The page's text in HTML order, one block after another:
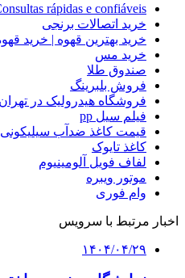
rápidas e confiáveis
خرید اتصالات برنجی
خرید بهترین قهوه | خرید
خرید مس
صندوق طلا
فروش بلبرینگ
فروشگاه هیدرولیک در تهران
فیلم سیل pp
قیمت کاغذ ضدآب سیلیکونی
کاغذ تایوک
لفاف فویل آلومینیوم
موتور ویبره
وام فوری
اخبار مرتبط با سرویس
۱۴۰۴/۰۴/۲۹